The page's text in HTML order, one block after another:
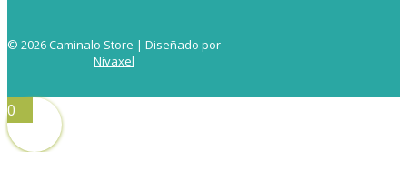
© 2026 Caminalo Store | Diseñado por
Nivaxel
0